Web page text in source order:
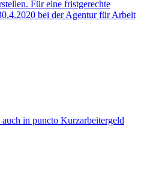
Für eine fristgerechte
bei der Agentur für Arbeit
in puncto Kurzarbeitergeld